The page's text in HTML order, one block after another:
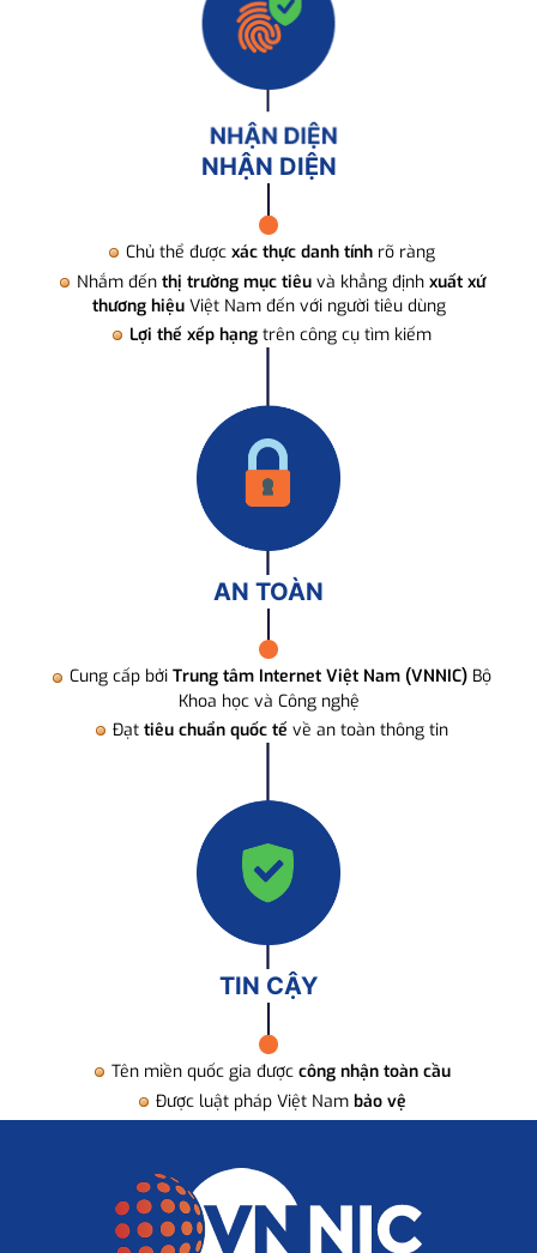
NHẬN DIỆN
Chủ thể được xác thực danh tính rõ ràng
Nhắm đến thị trường mục tiêuvà khẳng định xuất xứ
thương hiệuViệt Nam đến với người tiêu dùng
Lợi thế xếp hạng trên công cụ tìm kiếm
AN TOÀN
Cung cấp bởi Trung tâm Internet Việt Nam (VNNIC) Bộ
Khoa học và Công nghệ
Đạt tiêu chuẩn quốc tế về an toàn thông tin
TIN CẬY
Tên miền quốc gia được công nhận toàn cầu
Được luật pháp Việt Nam bảo vệ